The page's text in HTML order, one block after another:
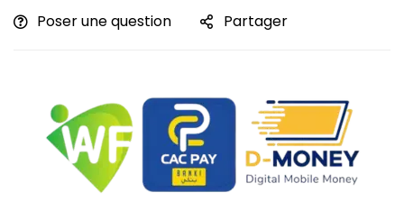
Poser une question Partager